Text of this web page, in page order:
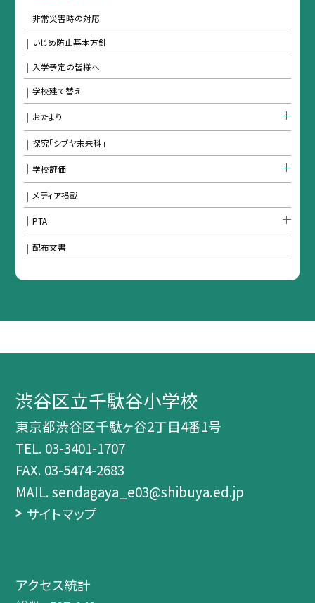
非常災害時の対応
いじめ防止基本方針
入学予定の皆様へ
学校建て替え
おたより
探究「シブヤ未来科」
学校評価
メディア掲載
PTA
配布文書
渋谷区立千駄谷小学校
東京都渋谷区千駄ヶ谷2丁目4番1号
TEL. 03-3401-1707
FAX. 03-5474-2683
MAIL. sendagaya_e03@shibuya.ed.jp
サイトマップ
アクセス統計